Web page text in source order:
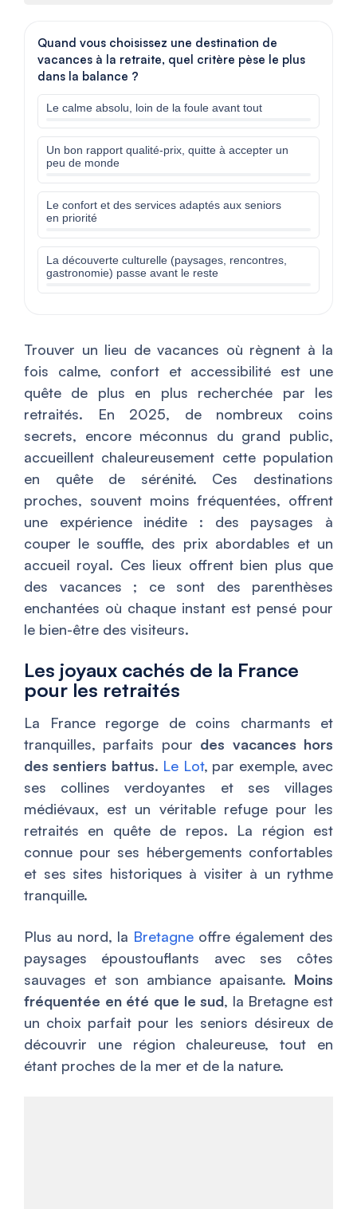
Quand vous choisissez une destination de
vacances à la retraite, quel critère pèse le plus
dans la balance ?
Le calme absolu, loin de la foule avant tout
Un bon rapport qualité-prix, quitte à accepter un
peu de monde
Le confort et des services adaptés aux seniors
en priorité
La découverte culturelle (paysages, rencontres,
gastronomie) passe avant le reste
Trouver un lieu de vacances où règnent à la
fois calme, confort et accessibilité est une
quête de plus en plus recherchée par les
retraités. En 2025, de nombreux coins
secrets, encore méconnus du grand public,
accueillent chaleureusement cette population
en quête de sérénité. Ces destinations
proches, souvent moins fréquentées, offrent
une expérience inédite : des paysages à
couper le souffle, des prix abordables et un
accueil royal. Ces lieux offrent bien plus que
des vacances ; ce sont des parenthèses
enchantées où chaque instant est pensé pour
le bien-être des visiteurs.
Les joyaux cachés de la France
pour les retraités
La France regorge de coins charmants et
tranquilles, parfaits pour des vacances hors
des sentiers battus. Le Lot, par exemple, avec
ses collines verdoyantes et ses villages
médiévaux, est un véritable refuge pour les
retraités en quête de repos. La région est
connue pour ses hébergements confortables
et ses sites historiques à visiter à un rythme
tranquille.
Plus au nord, la Bretagne offre également des
paysages époustouflants avec ses côtes
sauvages et son ambiance apaisante. Moins
fréquentée en été que le sud, la Bretagne est
un choix parfait pour les seniors désireux de
découvrir une région chaleureuse, tout en
étant proches de la mer et de la nature.